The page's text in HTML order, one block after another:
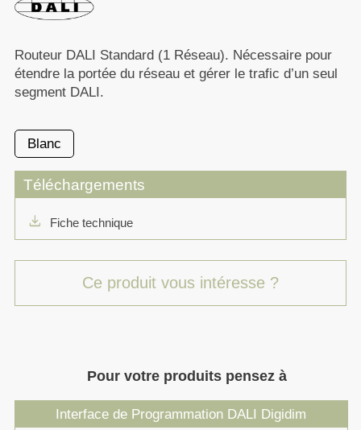
Routeur DALI Standard (1 Réseau). Nécessaire pour
étendre la portée du réseau et gérer le trafic d’un seul
segment DALI.
Blanc
Téléchargements
download Fiche technique
Ce produit vous intéresse ?
Pour votre produits pensez à
Interface de Programmation DALI Digidim